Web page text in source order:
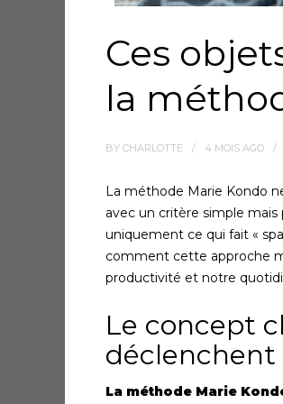
Ces
la
BY CHARLOTTE 4 MOIS AGO
La méthode Marie Kondo
avec un critère simple mais
uniquement ce qui fait «
comment cette approche
productivité et notre
Le concept
déclenchent
La méthode Marie